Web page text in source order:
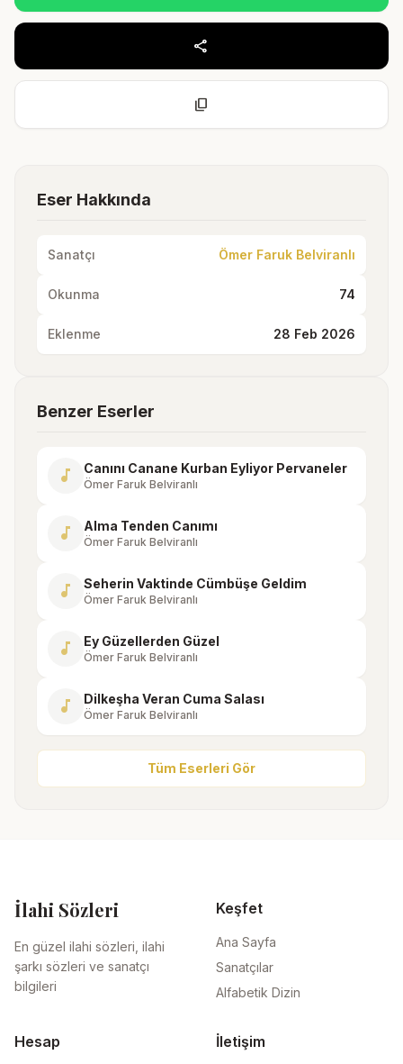
share
content_copy
Eser Hakkında
Sanatçı Ömer Faruk Belviranlı
Okunma 74
Eklenme 28 Feb 2026
Benzer Eserler
music_note Canını Canane Kurban Eyliyor Pervaneler
Ömer Faruk Belviranlı
music_note Alma Tenden Canımı
Ömer Faruk Belviranlı
music_note Seherin Vaktinde Cümbüşe Geldim
Ömer Faruk Belviranlı
music_note Ey Güzellerden Güzel
Ömer Faruk Belviranlı
music_note Dilkeşha Veran Cuma Salası
Ömer Faruk Belviranlı
Tüm Eserleri Gör
İlahi Sözleri
En güzel ilahi sözleri, ilahi
şarkı sözleri ve sanatçı
bilgileri
Keşfet
Ana Sayfa
Sanatçılar
Alfabetik Dizin
Hesap İletişim